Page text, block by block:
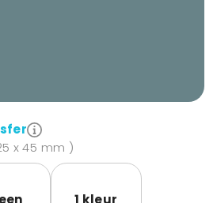
x 45 mm )
1 kleur